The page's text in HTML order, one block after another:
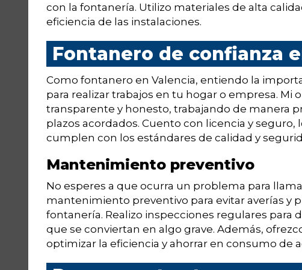
con la fontanería. Utilizo materiales de alta
eficiencia de las instalaciones.
Fontanero de confianza
Como fontanero en Valencia, entiendo la
para realizar trabajos en tu hogar o empresa. Mi
transparente y honesto, trabajando de manera
plazos acordados. Cuento con licencia y seguro,
cumplen con los estándares de calidad y
Mantenimiento preventivo
No esperes a que ocurra un problema para
mantenimiento preventivo para evitar averías y
fontanería. Realizo inspecciones regulares para
que se conviertan en algo grave. Además,
optimizar la eficiencia y ahorrar en consumo de